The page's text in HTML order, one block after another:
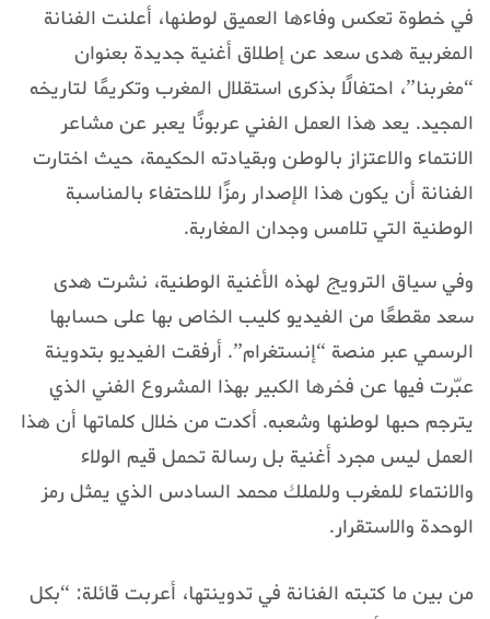
في خطوة تعكس وفاءها العميق لوطنها، أعلنت الفنانة
المغربية هدى سعد عن إطلاق أغنية جديدة بعنوان
“مغربنا”، احتفالًا بذكرى استقلال المغرب وتكريمًا لتاريخه
المجيد. يعد هذا العمل الفني عربونًا يعبر عن مشاعر
الانتماء والاعتزاز بالوطن وبقيادته الحكيمة، حيث اختارت
الفنانة أن يكون هذا الإصدار رمزًا للاحتفاء بالمناسبة
الوطنية التي تلامس وجدان المغاربة.
وفي سياق الترويج لهذه الأغنية الوطنية، نشرت هدى
سعد مقطعًا من الفيديو كليب الخاص بها على حسابها
الرسمي عبر منصة “إنستغرام”. أرفقت الفيديو بتدوينة
عبّرت فيها عن فخرها الكبير بهذا المشروع الفني الذي
يترجم حبها لوطنها وشعبه. أكدت من خلال كلماتها أن هذا
العمل ليس مجرد أغنية بل رسالة تحمل قيم الولاء
والانتماء للمغرب وللملك محمد السادس الذي يمثل رمز
الوحدة والاستقرار.
من بين ما كتبته الفنانة في تدوينتها، أعربت قائلة: “بكل